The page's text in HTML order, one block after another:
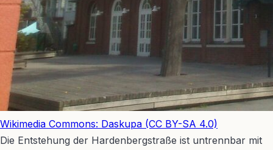
Wikimedia Commons: Daskupa (CC BY-SA 4.0)
Die Entstehung der Hardenbergstraße ist untrennbar mit